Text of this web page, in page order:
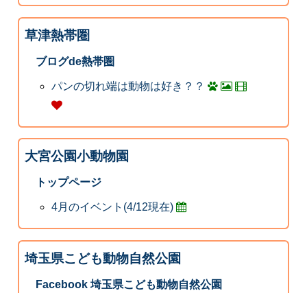
草津熱帯圏
ブログde熱帯圏
パンの切れ端は動物は好き？？
大宮公園小動物園
トップページ
4月のイベント(4/12現在)
埼玉県こども動物自然公園
Facebook 埼玉県こども動物自然公園